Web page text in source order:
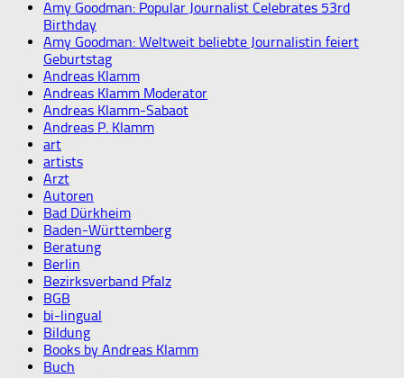
Amy Goodman: Popular Journalist Celebrates 53rd
Birthday
Amy Goodman: Weltweit beliebte Journalistin feiert
Geburtstag
Andreas Klamm
Andreas Klamm Moderator
Andreas Klamm-Sabaot
Andreas P. Klamm
art
artists
Arzt
Autoren
Bad Dürkheim
Baden-Württemberg
Beratung
Berlin
Bezirksverband Pfalz
BGB
bi-lingual
Bildung
Books by Andreas Klamm
Buch